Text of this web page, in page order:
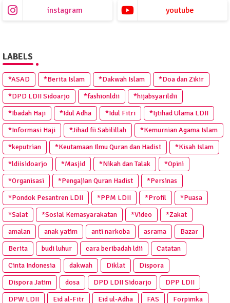
instagram youtube
LABELS
*ASAD *Berita Islam *Dakwah Islam
*Doa dan Zikir
*DPD LDII Sidoarjo
*fashionldii
*hijabsyarildii
*Ibadah Haji
*Idul Adha *Idul Fitri
*Ijtihad Ulama LDII
*Informasi Haji
*Jihad fii Sabilillah
*Kemurnian Agama Islam
*keputrian
*Keutamaan Ilmu Quran dan Hadist
*Kisah Islam
*ldiisidoarjo
*Masjid *Nikah dan Talak
*Opini
*Organisasi
*Pengajian Quran Hadist
*Persinas
*Pondok Pesantren LDII
*PPM LDII *Profil
*Puasa
*Salat
*Sosial Kemasyarakatan *Video
*Zakat
amalan
anak yatim anti narkoba asrama
Bazar
Berita
budi luhur cara beribadah ldii
Catatan
Cinta Indonesia
dakwah Diklat
Dispora
Dispora Jatim
dosa DPD LDII Sidoarjo
DPP LDII
DPW LDII
Eid al-Fitr Eid ul-Adha FAS
Forpimka